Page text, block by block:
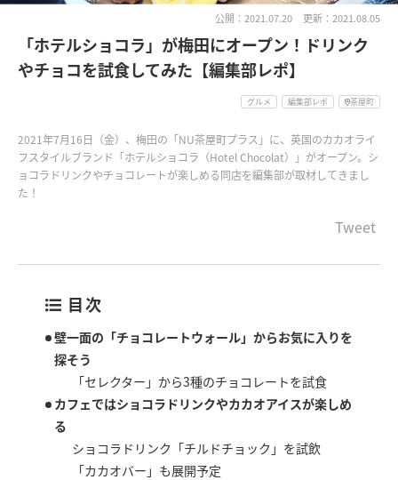
公開：2021.07.20 更新：2021.08.05
「ホテルショコラ」が梅田にオープン！ドリンク
やチョコを試食してみた【編集部レポ】
グルメ 編集部レポ 茶屋町
2021年7月16日（金）、梅田の「NU茶屋町プラス」に、英国のカカオライ
フスタイルブランド「ホテルショコラ（Hotel Chocolat）」がオープン。シ
ョコラドリンクやチョコレートが楽しめる同店を編集部が取材してきまし
た！
Tweet
目次
壁一面の「チョコレートウォール」からお気に入りを
探そう
「セレクター」から3種のチョコレートを試食
カフェではショコラドリンクやカカオアイスが楽しめ
る
ショコラドリンク「チルドチョック」を試飲
「カカオバー」も展開予定